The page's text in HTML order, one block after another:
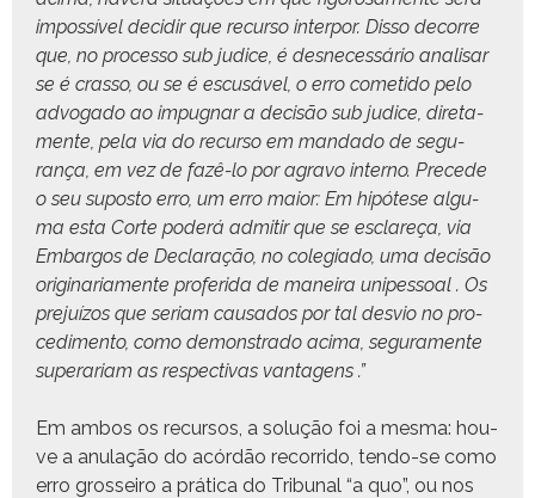
impos­sív­el decidir que recur­so inter­por. Dis­so decorre
que, no proces­so sub judice, é desnecessário anal­is­ar
se é cras­so, ou se é escusáv­el, o erro cometi­do pelo
advo­ga­do ao impug­nar a decisão sub judice, dire­ta­
mente, pela via do recur­so em man­da­do de segu­
rança, em vez de fazê-lo por agra­vo inter­no. Pre­cede
o seu supos­to erro, um erro maior: Em hipótese algu­
ma esta Corte poderá admi­tir que se esclareça, via
Embar­gos de Declar­ação, no cole­gia­do, uma decisão
orig­i­nar­i­a­mente pro­feri­da de maneira unipes­soal . Os
pre­juí­zos que seri­am cau­sa­dos por tal desvio no pro­
ced­i­men­to, como demon­stra­do aci­ma, segu­ra­mente
super­ari­am as respec­ti­vas vantagens .”
Em ambos os recur­sos, a solução foi a mes­ma: hou­
ve a anu­lação do acórdão recor­ri­do, ten­do-se como
erro gros­seiro a práti­ca do Tri­bunal “a quo”, ou nos